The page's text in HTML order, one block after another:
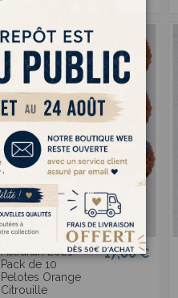
Astrakan 2021 -
Pack de 10
Pelotes Orange
Citrouille
17,00 €